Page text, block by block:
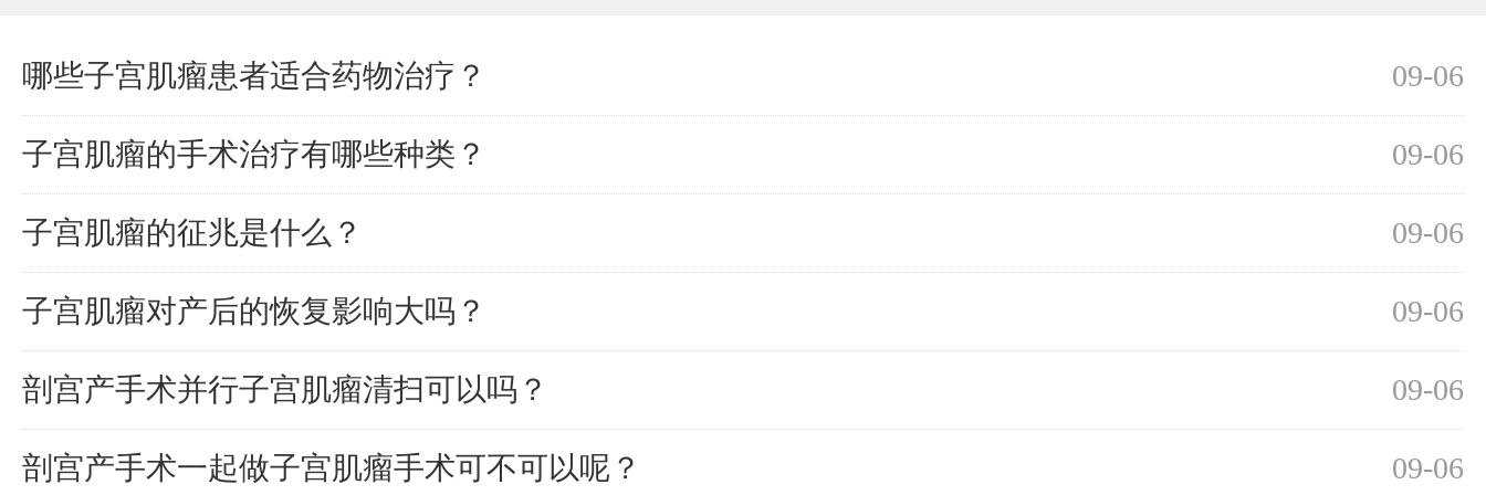
09-06
哪些子宫肌瘤患者适合药物治疗？
09-06
子宫肌瘤的手术治疗有哪些种类？
09-06
子宫肌瘤的征兆是什么？
09-06
子宫肌瘤对产后的恢复影响大吗？
09-06
剖宫产手术并行子宫肌瘤清扫可以吗？
09-06
剖宫产手术一起做子宫肌瘤手术可不可以呢？